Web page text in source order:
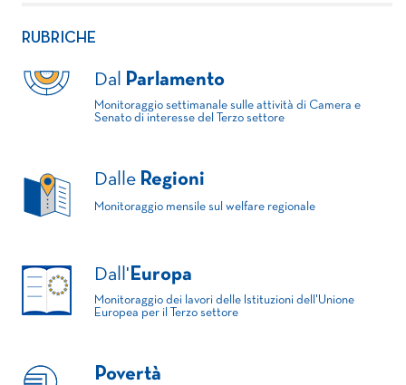
RUBRICHE
Dal Parlamento
Monitoraggio settimanale sulle attività di Camera e
Senato di interesse del Terzo settore
Dalle Regioni
Monitoraggio mensile sul welfare regionale
Dall' Europa
Monitoraggio dei lavori delle Istituzioni dell'Unione
Europea per il Terzo settore
Povertà